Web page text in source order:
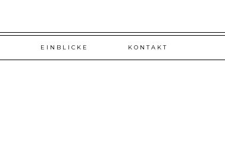
EINBLICKE KONTAKT